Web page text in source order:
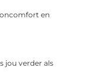
en
jou verder als